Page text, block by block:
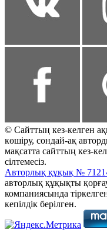
© Сайттың кез-келген
көшіру, сондай-ақ
мақсатта сайттың кез-
сілтемесіз.
Авторлық құқық №
авторлық құқықты
компаниясында
кепілдік берілген.